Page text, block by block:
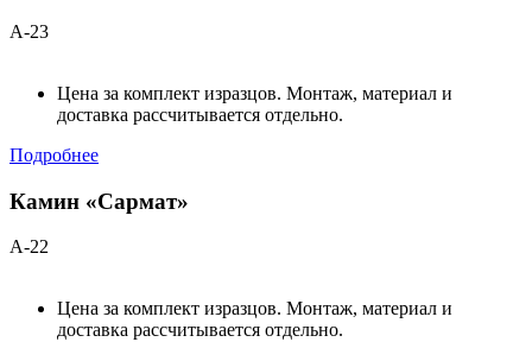
А-23
Цена за комплект изразцов. Монтаж, материал и
доставка рассчитывается отдельно.
Подробнее
Камин «Сармат»
А-22
Цена за комплект изразцов. Монтаж, материал и
доставка рассчитывается отдельно.